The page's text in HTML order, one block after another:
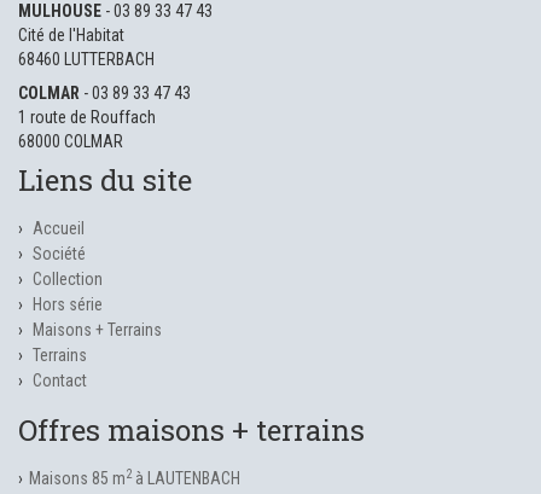
MULHOUSE - 03 89 33 47 43
Cité de l'Habitat
68460 LUTTERBACH
COLMAR - 03 89 33 47 43
1 route de Rouffach
68000 COLMAR
Liens du site
Accueil
Société
Collection
Hors série
Maisons + Terrains
Terrains
Contact
Offres maisons + terrains
Maisons 85 m2à LAUTENBACH